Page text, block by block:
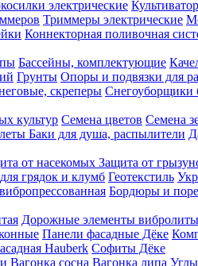
электрические
Триммеры электрические
Коннекторная поливочная
Бассейны, комплектующие
Грунты Опоры и подвязки для
скреперы Снегоуборщики
культур Семена цветов Семена
Баки для душа, распылители
от насекомых Защита от
грядок и клумб Геотекстиль
Бордюры и
Дорожные элементы
Панели фасадные Дёке
Hauberk Софиты Дёке
Вагонка сосна Вагонка липа